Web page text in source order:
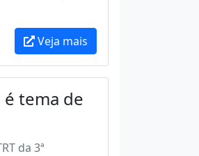
Veja mais
tema de
da 3ª